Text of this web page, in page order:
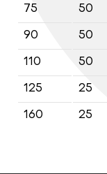
75
50
90
50
110
50
125
25
160
25